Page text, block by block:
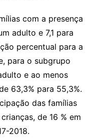
com a presença
adulto e 7,1 para
percentual para a
para o subgrupo
e ao menos
63,3% para 55,3%.
das famílias
de 16 % em
2018.